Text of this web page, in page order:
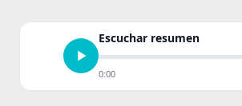
Escuchar resumen
0:00